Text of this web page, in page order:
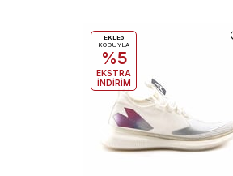
EKLE5
KODUYLA
%5
EKSTRA
İNDİRİM